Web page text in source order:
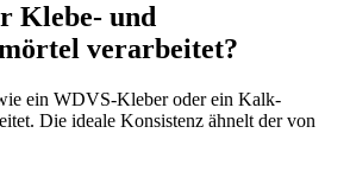
Klebe- und
verarbeitet?
ein WDVS-Kleber oder ein Kalk-
Die ideale Konsistenz ähnelt der von